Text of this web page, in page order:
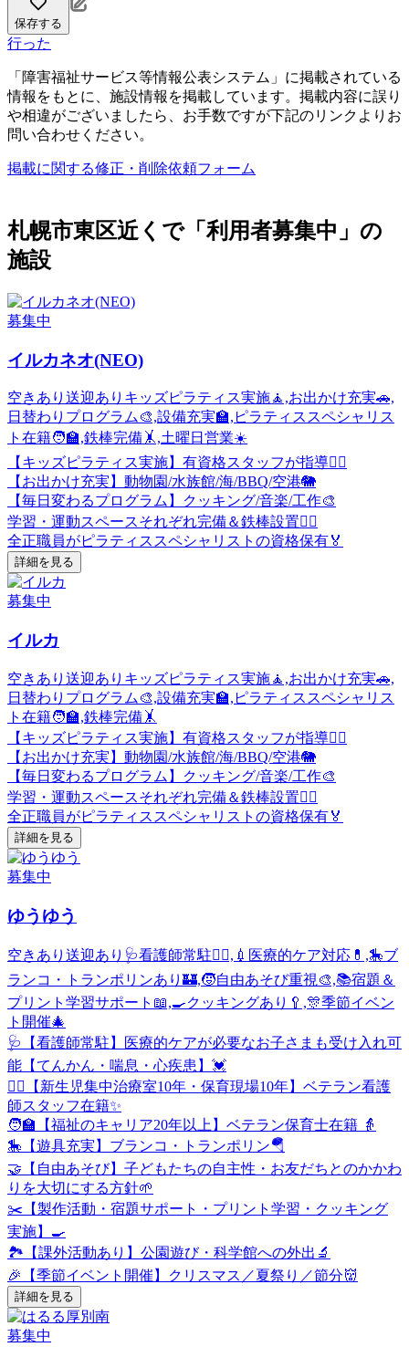
保存する
行った
「障害福祉サービス等情報公表システム」に掲載されている
情報をもとに、施設情報を掲載しています。掲載内容に誤り
や相違がございましたら、お手数ですが下記のリンクよりお
問い合わせください。
掲載に関する修正・削除依頼フォーム
札幌市東区近くで「利用者募集中」の
施設
募集中
イルカネオ(NEO)
空きあり 送迎あり キッズピラティス実施🧘,お出かけ充実🚗,
日替わりプログラム🎨,設備充実🏫,ピラティススペシャリス
ト在籍🧑‍🏫,鉄棒完備🤸,土曜日営業☀️
【キッズピラティス実施】有資格スタッフが指導🧘‍♀️
【お出かけ充実】動物園/水族館/海/BBQ/空港🐘
【毎日変わるプログラム】クッキング/音楽/工作🎨
学習・運動スペースそれぞれ完備＆鉄棒設置🏃‍♂️
全正職員がピラティススペシャリストの資格保有🏅
詳細を見る
募集中
イルカ
空きあり 送迎あり キッズピラティス実施🧘,お出かけ充実🚗,
日替わりプログラム🎨,設備充実🏫,ピラティススペシャリス
ト在籍🧑‍🏫,鉄棒完備🤸
【キッズピラティス実施】有資格スタッフが指導🧘‍♀️
【お出かけ充実】動物園/水族館/海/BBQ/空港🐘
【毎日変わるプログラム】クッキング/音楽/工作🎨
学習・運動スペースそれぞれ完備＆鉄棒設置🏃‍♂️
全正職員がピラティススペシャリストの資格保有🏅
詳細を見る
募集中
ゆうゆう
空きあり 送迎あり 🩺看護師常駐👩‍⚕️,💉医療的ケア対応💊,🎠ブ
ランコ・トランポリンあり🏰,🧒自由あそび重視🎨,📚宿題＆
プリント学習サポート📖,🍳クッキングあり🥄,🎊季節イベン
ト開催🎄
🩺【看護師常駐】医療的ケアが必要なお子さまも受け入れ可
能【てんかん・喘息・心疾患】💓
👩‍⚕️【新生児集中治療室10年・保育現場10年】ベテラン看護
師スタッフ在籍✨
🧑‍🏫【福祉のキャリア20年以上】ベテラン保育士在籍 👵
🎠【遊具充実】ブランコ・トランポリン🪂
🤝【自由あそび】子どもたちの自主性・お友だちとのかかわ
りを大切にする方針🌱
✂️【製作活動・宿題サポート・プリント学習・クッキング
実施】🍳
🏞️【課外活動あり】公園遊び・科学館への外出🔬
🎉【季節イベント開催】クリスマス／夏祭り／節分👹
詳細を見る
募集中